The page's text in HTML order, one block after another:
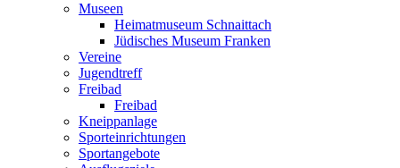
Museen
Heimatmuseum Schnaittach
Jüdisches Museum Franken
Vereine
Jugendtreff
Freibad
Freibad
Kneippanlage
Sporteinrichtungen
Sportangebote